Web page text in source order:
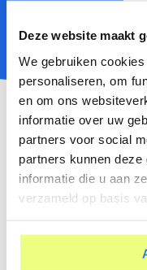
Deze website maakt
We gebruiken
personaliseren, om
en om ons
informatie over uw
partners voor social
partners kunnen
informatie die u aan
verzameld op basis
Waar moet
aan voldoen?
Niet elke ECD-
die je maakt heeft
werk, de kwaliteit
je werkzaamheden
juist processen